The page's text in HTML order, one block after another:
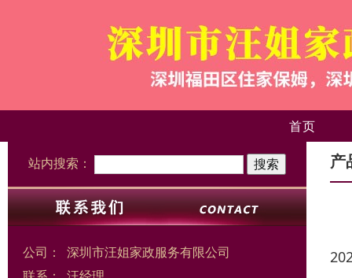
首页
站内搜索：
公司：
深圳市汪姐家政服务有限公司
产